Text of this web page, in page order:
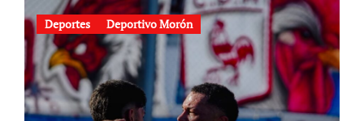
Deportes Deportivo Morón